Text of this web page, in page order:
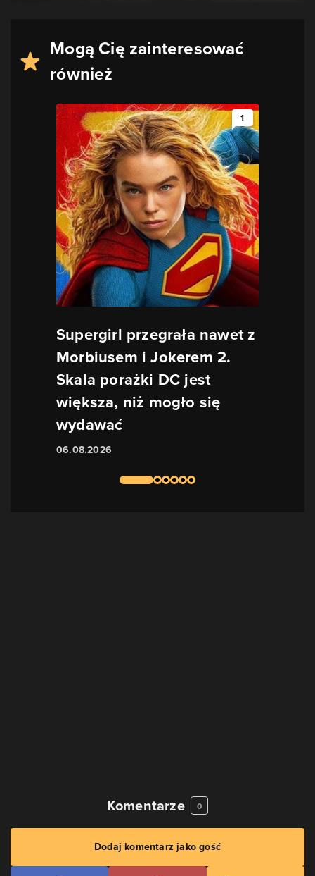
Mogą Cię zainteresować
również
1
Supergirl przegrała nawet z
Morbiusem i Jokerem 2.
Skala porażki DC jest
większa, niż mogło się
wydawać
06.08.2026
Komentarze 0
Dodaj komentarz jako gość